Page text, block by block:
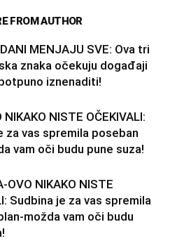
FROM AUTHOR
MENJAJU SVE: Ova tri
znaka očekuju događaji
iznenaditi!
NIKAKO NISTE OČEKIVALI:
za vas spremila poseban
vam oči budu pune suza!
OVO NIKAKO NISTE
Sudbina je za vas spremila
možda vam oči budu